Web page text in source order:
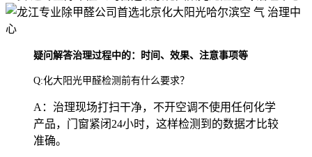
疑问解答治理过程中的：时间、效果、注意事项等
Q:化大阳光甲醛检测前有什么要求？
A：治理现场打扫干净，不开空调不使用任何化学
产品，门窗紧闭24小时，这样检测到的数据才比较
准确。